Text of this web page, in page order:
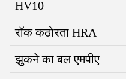
HV10
रॉक कठोरता HRA
झुकने का बल एमपीए